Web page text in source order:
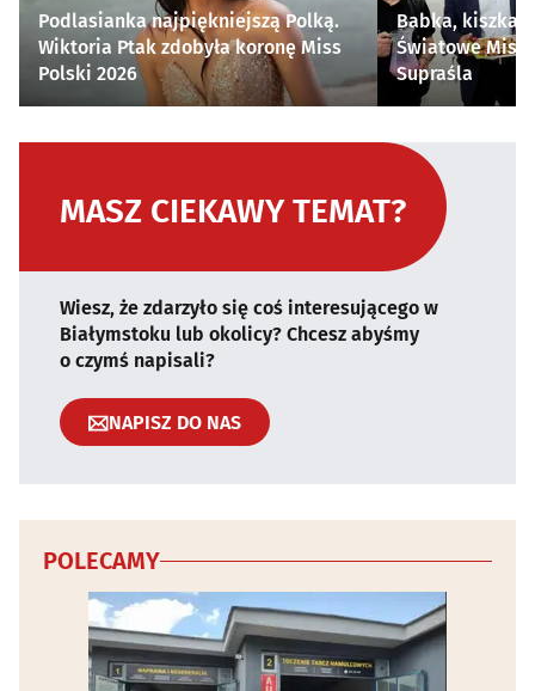
Podlasianka najpiękniejszą Polką.
Wiktoria Ptak zdobyła koronę Miss
Polski 2026
Babka, kiszka i
Światowe
Supraśla
MASZ CIEKAWY TEMAT?
Wiesz, że zdarzyło się coś interesującego w
Białymstoku lub okolicy? Chcesz abyśmy
o czymś napisali?
NAPISZ DO NAS
POLECAMY